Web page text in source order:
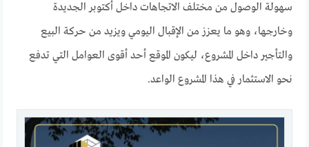
سهولة الوصول من مختلف الاتجاهات داخل أكتوبر الجديدة
وخارجها، وهو ما يعزز من الإقبال اليومي ويزيد من حركة البيع
والتأجير داخل المشروع، ليكون الموقع أحد أقوى العوامل التي تدفع
نحو الاستثمار في هذا المشروع الواعد.